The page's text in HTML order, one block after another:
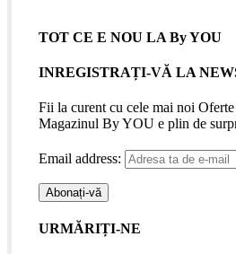
TOT CE E NOU LA By YOU
INREGISTRAȚI-VĂ LA
Fii la curent cu cele mai noi
Magazinul By YOU e plin de
Email address:
URMĂRIȚI-NE